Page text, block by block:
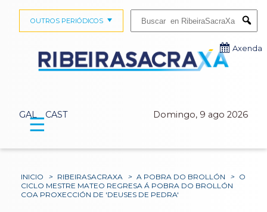
GAL CAST Domingo, 9 ago 2026
OUTROS PERIÓDICOS
Axenda
☰
INICIO > RIBEIRASACRAXA > A POBRA DO BROLLÓN > O
CICLO MESTRE MATEO REGRESA Á POBRA DO BROLLÓN
COA PROXECCIÓN DE 'DEUSES DE PEDRA'